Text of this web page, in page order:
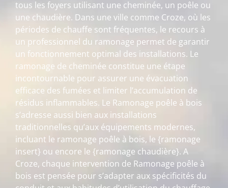
tous les foyers utilisant une cheminée, un poêle ou
une chaudière. Dans une ville comme Croze, où les
périodes de chauffe sont fréquentes, le recours à
un professionnel du ramonage permet de garantir
un fonctionnement optimal des installations. Le
ramonage de cheminée constitue une étape
incontournable pour assurer une évacuation
efficace des fumées et limiter l’accumulation de
résidus inflammables. Le Ramonage poêle à bois
s’adresse aussi bien aux installations
traditionnelles qu’aux équipements modernes,
incluant le ramonage poêle à bois, le {ramonage
insert} ou encore le {ramonage chaudière}. A
Croze, chaque intervention de Ramonage poêle à
bois est pensée pour s’adapter aux spécificités du